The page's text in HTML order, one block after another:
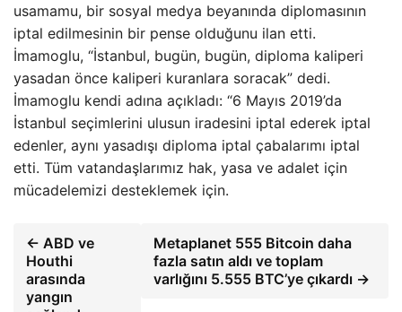
usamamu, bir sosyal medya beyanında diplomasının
iptal edilmesinin bir pense olduğunu ilan etti.
İmamoglu, “İstanbul, bugün, bugün, diploma kaliperi
yasadan önce kaliperi kuranlara soracak” dedi.
İmamoglu kendi adına açıkladı: “6 Mayıs 2019’da
İstanbul seçimlerini ulusun iradesini iptal ederek iptal
edenler, aynı yasadışı diploma iptal çabalarımı iptal
etti. Tüm vatandaşlarımız hak, yasa ve adalet için
mücadelemizi desteklemek için.
← ABD ve
Houthi
arasında
yangın
Metaplanet 555 Bitcoin daha
fazla satın aldı ve toplam
varlığını 5.555 BTC’ye çıkardı →